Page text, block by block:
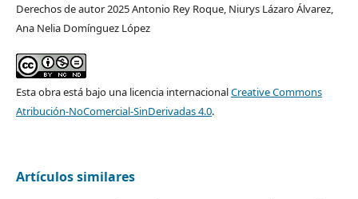
Derechos de autor 2025 Antonio Rey Roque, Niurys Lázaro Álvarez,
Ana Nelia Domínguez López
Esta obra está bajo una licencia internacionalCreative Commons
Atribución-NoComercial-SinDerivadas 4.0.
Artículos similares